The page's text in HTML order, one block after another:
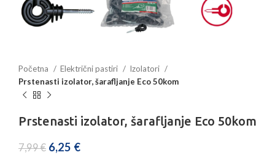
Početna Električni pastiri
Izolatori
Prstenasti izolator, šarafljanje Eco 50kom
Prstenasti izolator, šarafljanje Eco 50kom
7,99€ 6,25 €